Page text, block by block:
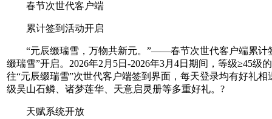
春节次世代客户端
累计签到活动开启
“元辰缀瑞雪，万物共新元。”——春节次世代客户端累计
缀瑞雪”开启。2026年2月5日-2026年3月4日期间，等级≥45级
往“元辰缀瑞雪”次世代客户端签到界面，每天登录均有好礼相
级吴山石鳞、诸梦莲华、天意启灵册等多重好礼。?
天赋系统开放